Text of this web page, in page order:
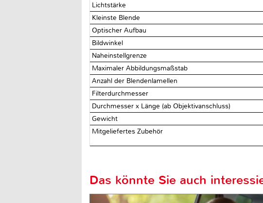
Lichtstärke
Kleinste Blende
Optischer Aufbau
Bildwinkel
Naheinstellgrenze
Maximaler Abbildungsmaßstab
Anzahl der Blendenlamellen
Filterdurchmesser
Durchmesser x Länge (ab Objektivanschluss)
Gewicht
Mitgeliefertes Zubehör
Das könnte Sie auch